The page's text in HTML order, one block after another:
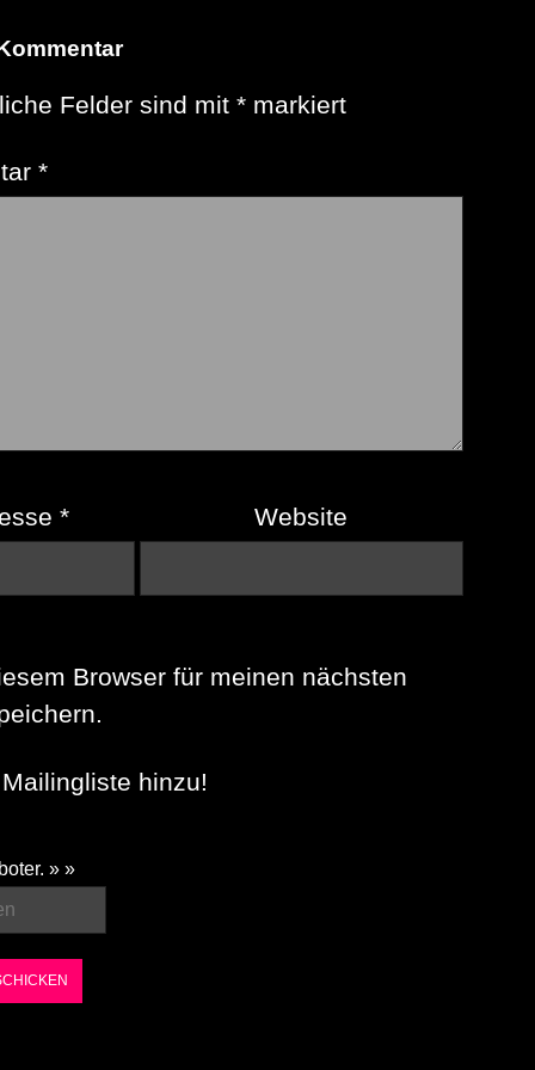
Felder sind mit *markiert
*
* Website
Browser für meinen nächsten
hinzu!
» »